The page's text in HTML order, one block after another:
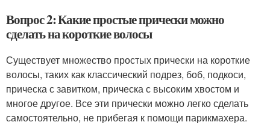
Вопрос 2: Какие простые прически можно
сделать на короткие волосы
Существует множество простых прически на короткие
волосы, таких как классический подрез, боб, подкоси,
прическа с завитком, прическа с высоким хвостом и
многое другое. Все эти прически можно легко сделать
самостоятельно, не прибегая к помощи парикмахера.